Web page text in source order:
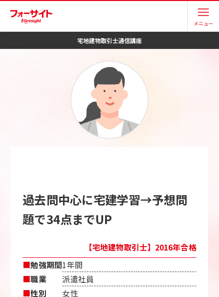
メニュー
宅地建物取引士通信講座
過去問中心に宅建学習→予想問
題で34点までUP
【宅地建物取引士】2016年合格
■勉強期間1年間
■職業
派遣社員
■性別
女性